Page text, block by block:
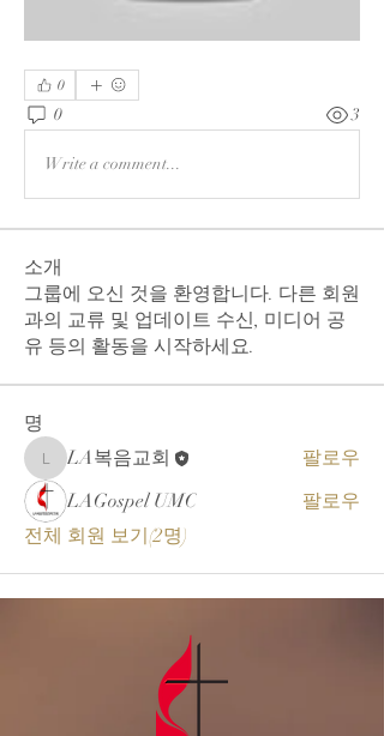
0
0 3
Write a comment...
소개
그룹에 오신 것을 환영합니다. 다른 회원
과의 교류 및 업데이트 수신, 미디어 공
유 등의 활동을 시작하세요.
명
LA복음교회
LA복음교회
팔로우
LAGospel UMC
팔로우
전체 회원 보기(2명)